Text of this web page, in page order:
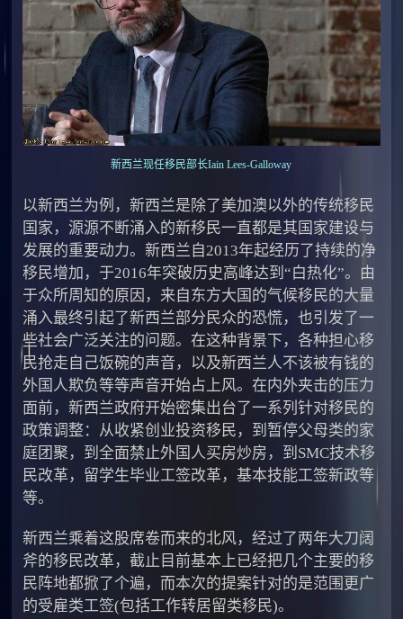
新西兰现任移民部长Iain Lees-Galloway
以新西兰为例，新西兰是除了美加澳以外的传统移民
国家，源源不断涌入的新移民一直都是其国家建设与
发展的重要动力。新西兰自2013年起经历了持续的净
移民增加，于2016年突破历史高峰达到“白热化”。由
于众所周知的原因，来自东方大国的气候移民的大量
涌入最终引起了新西兰部分民众的恐慌，也引发了一
些社会广泛关注的问题。在这种背景下，各种担心移
民抢走自己饭碗的声音，以及新西兰人不该被有钱的
外国人欺负等等声音开始占上风。在内外夹击的压力
面前，新西兰政府开始密集出台了一系列针对移民的
政策调整：从收紧创业投资移民，到暂停父母类的家
庭团聚，到全面禁止外国人买房炒房，到SMC技术移
民改革，留学生毕业工签改革，基本技能工签新政等
等。
新西兰乘着这股席卷而来的北风，经过了两年大刀阔
斧的移民改革，截止目前基本上已经把几个主要的移
民阵地都掀了个遍，而本次的提案针对的是范围更广
的受雇类工签(包括工作转居留类移民)。